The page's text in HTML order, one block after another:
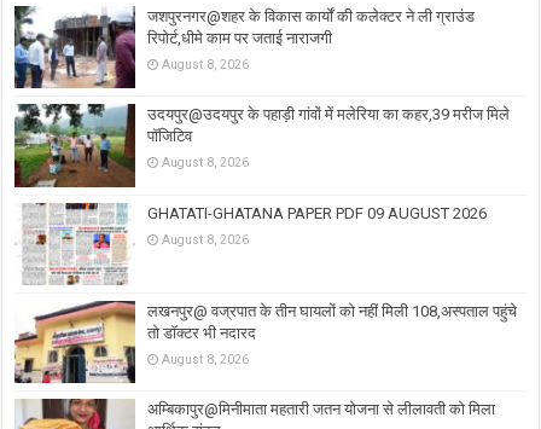
जशपुरनगर@शहर के विकास कार्यों की कलेक्टर ने ली ग्राउंड
रिपोर्ट,धीमे काम पर जताई नाराजगी
August 8, 2026
उदयपुर@उदयपुर के पहाड़ी गांवों में मलेरिया का कहर,39 मरीज मिले
पॉजिटिव
August 8, 2026
GHATATI-GHATANA PAPER PDF 09 AUGUST 2026
August 8, 2026
लखनपुर@ वज्रपात के तीन घायलों को नहीं मिली 108,अस्पताल पहुंचे
तो डॉक्टर भी नदारद
August 8, 2026
अम्बिकापुर@मिनीमाता महतारी जतन योजना से लीलावती को मिला